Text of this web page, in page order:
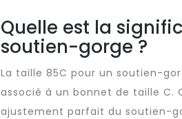
Quelle est la
soutien-gorge ?
La taille 85C pour un soutien-
associé à un bonnet de taille C.
ajustement parfait du soutien-